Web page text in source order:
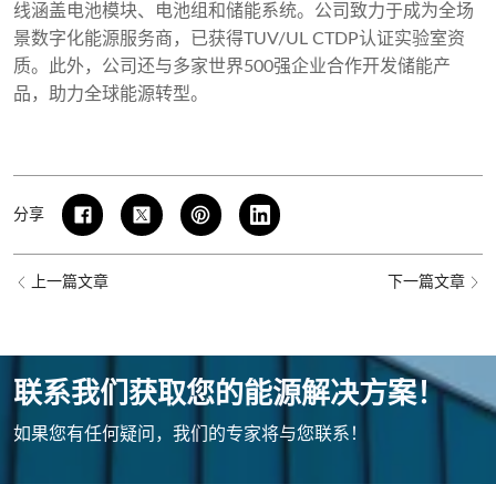
线涵盖电池模块、电池组和储能系统。公司致力于成为全场
景数字化能源服务商，已获得TUV/UL CTDP认证实验室资
质。此外，公司还与多家世界500强企业合作开发储能产
品，助力全球能源转型。
分享
上一篇文章 下一篇文章
联系我们获取您的能源解决方案！
如果您有任何疑问，我们的专家将与您联系！